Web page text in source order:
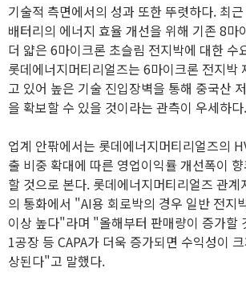
기술적 측면에서의 성과 또한 뚜렷하다. 최
배터리의 에너지 효율 개선을 위해 기존 8마
더 얇은 6마이크론 초슬림 전지박에 대한 수
롯데에너지머티리얼즈는 6마이크론 전지박
고 있어 높은 기술 진입장벽을 통해 중국산
을 확보할 수 있을 것이라는 관측이 우세하다.
업계 안팎에서는 롯데에너지머티리얼즈의
출 비중 확대에 따른 영업이익률 개선폭이
할 것으로 본다. 롯데에너지머티리얼즈 관
의 통화에서 "AI용 회로박의 경우 일반 전지
이상 높다"라며 "올해부터 판매량이 증가할
1공장 등 CAPA가 더욱 증가되면 수익성이
상된다"고 말했다.